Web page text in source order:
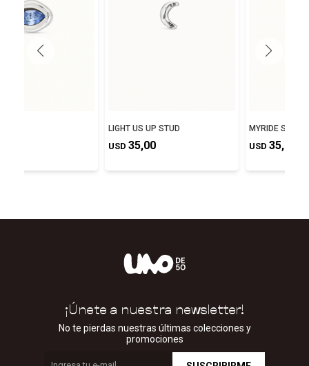
LIGHT US UP STUD
USD 35,00
MYRIDE STUD
USD 35,00
¡Únete a nuestra newsletter!
No te pierdas nuestras últimas colecciones y
promociones